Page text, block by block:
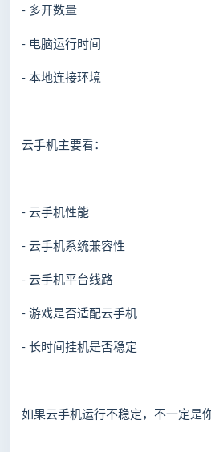
- 多开数量
- 电脑运行时间
- 本地连接环境
云手机主要看：
- 云手机性能
- 云手机系统兼容性
- 云手机平台线路
- 游戏是否适配云手机
- 长时间挂机是否稳定
如果云手机运行不稳定，不一定是